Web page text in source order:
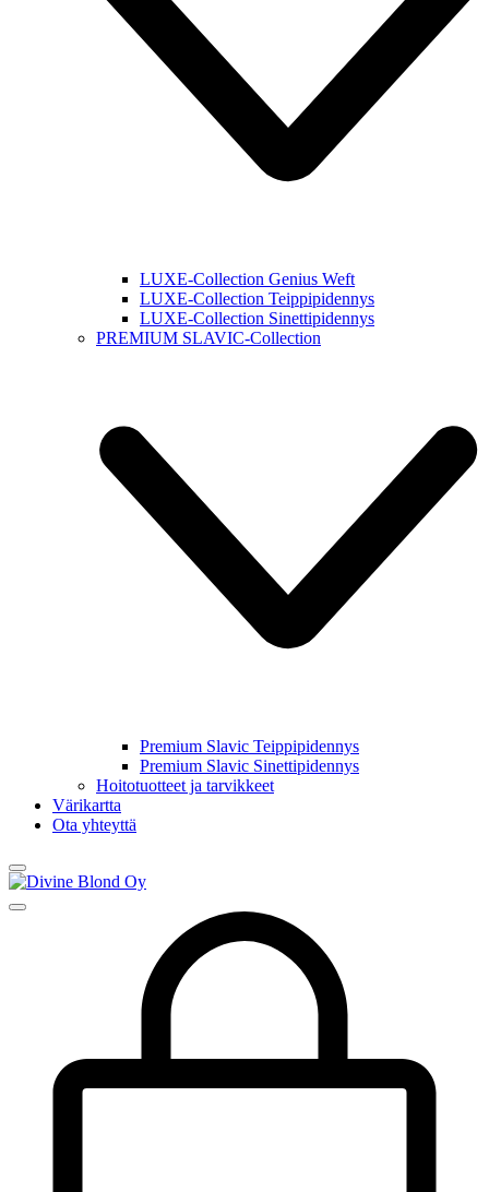
LUXE-Collection Genius Weft
LUXE-Collection Teippipidennys
LUXE-Collection Sinettipidennys
PREMIUM SLAVIC-Collection
Premium Slavic Teippipidennys
Premium Slavic Sinettipidennys
Hoitotuotteet ja tarvikkeet
Värikartta
Ota yhteyttä